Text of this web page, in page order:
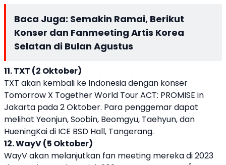
Baca Juga: Semakin Ramai, Berikut
Konser dan Fanmeeting Artis Korea
Selatan di Bulan Agustus
11. TXT (2 Oktober)
TXT akan kembali ke Indonesia dengan konser
Tomorrow X Together World Tour ACT: PROMISE in
Jakarta pada 2 Oktober. Para penggemar dapat
melihat Yeonjun, Soobin, Beomgyu, Taehyun, dan
HueningKai di ICE BSD Hall, Tangerang.
12. WayV (5 Oktober)
WayV akan melanjutkan fan meeting mereka di 2023